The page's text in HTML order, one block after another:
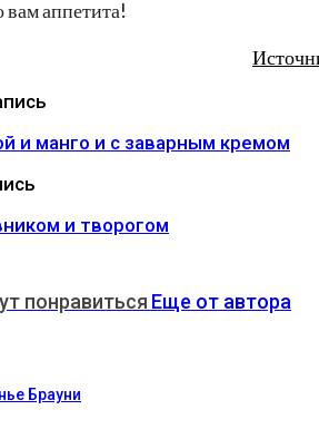
вам аппетита!
и манго и с заварным кремом
и творогом
понравиться Еще от автора
Брауни